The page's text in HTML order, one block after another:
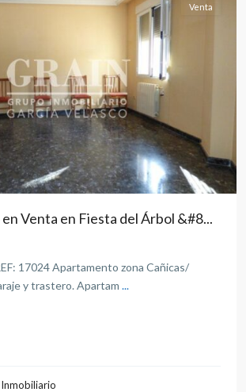
Venta
Venta en Fiesta del Árbol &#8...
17024 Apartamento zona Cañicas/
y trastero. Apartam ...